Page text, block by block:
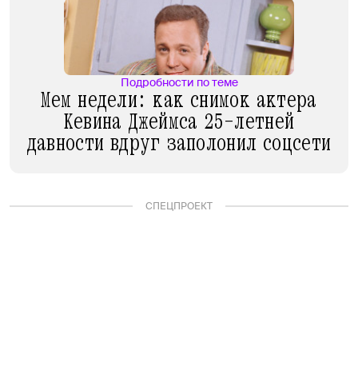
Подробности по теме
Мем недели: как снимок актера
Кевина Джеймса 25-летней
давности вдруг заполонил соцсети
СПЕЦПРОЕКТ